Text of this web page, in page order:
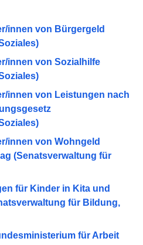
innen von Bürgergeld
innen von Sozialhilfe
innen von Leistungen nach
innen von Wohngeld
(Senatsverwaltung für
für Kinder in Kita und
für Bildung,
für Arbeit